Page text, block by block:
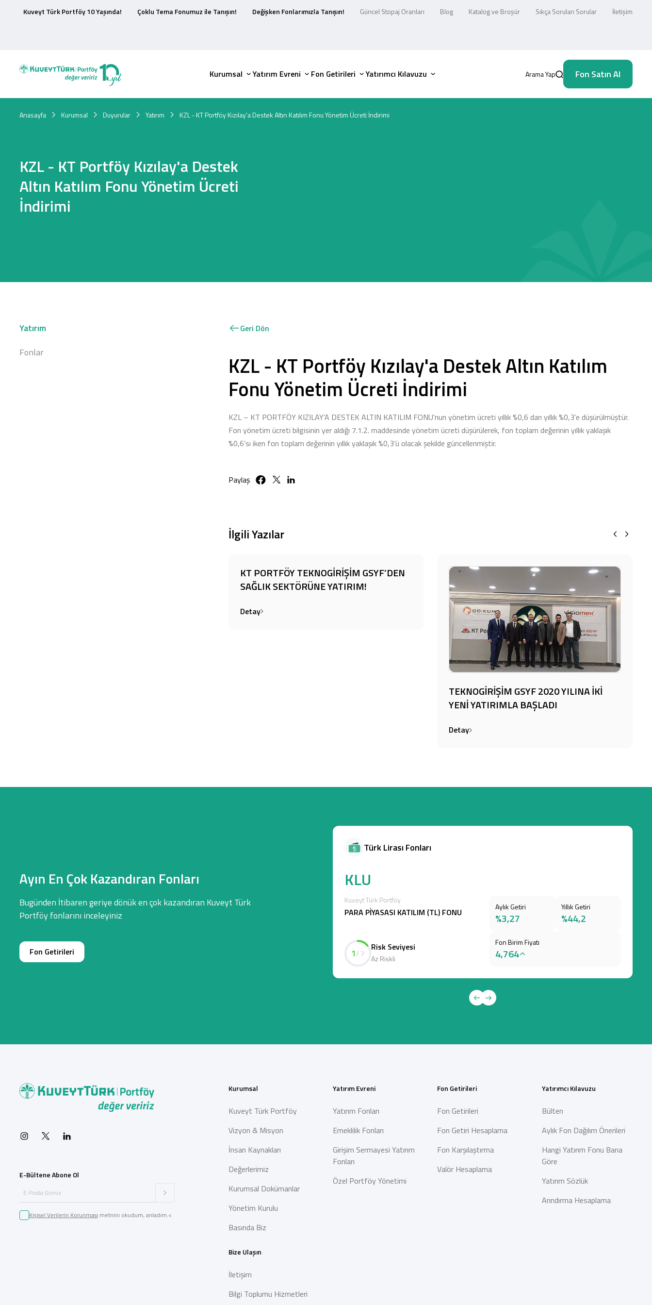
Kuveyt Türk Portföy 10 Yaşında! Çoklu Tema Fonumuz ile Tanışın! Değişken Fonlarımızla Tanışın! Güncel Stopaj Oranları Blog Katalog ve Broşür Sıkça Sorulan Sorular İletişim
Kurumsal Yatırım Evreni Fon Getirileri Yatırımcı Kılavuzu Arama Yap Fon Satın Al
Anasayfa Kurumsal Duyurular Yatırım KZL - KT Portföy Kızılay'a Destek Altın Katılım Fonu Yönetim Ücreti İndirimi
KZL - KT Portföy Kızılay'a Destek
Altın Katılım Fonu Yönetim Ücreti
İndirimi
Yatırım
Fonlar
Geri Dön
KZL - KT Portföy Kızılay'a Destek Altın Katılım
Fonu Yönetim Ücreti İndirimi
KZL – KT PORTFÖY KIZILAY’A DESTEK ALTIN KATILIM FONU’nun yönetim ücreti yıllık %0,6 dan yıllık %0,3’e düşürülmüştür.
Fon yönetim ücreti bilgisinin yer aldığı 7.1.2. maddesinde yönetim ücreti düşürülerek, fon toplam değerinin yıllık yaklaşık
%0,6’sı iken fon toplam değerinin yıllık yaklaşık %0,3’ü olacak şekilde güncellenmiştir.
Paylaş
İlgili Yazılar
KT PORTFÖY TEKNOGİRİŞİM GSYF’DEN
SAĞLIK SEKTÖRÜNE YATIRIM!
Detay
TEKNOGİRİŞİM GSYF 2020 YILINA İKİ
YENİ YATIRIMLA BAŞLADI
Detay
Ayın En Çok Kazandıran Fonları
Bugünden İtibaren geriye dönük en çok kazandıran Kuveyt Türk
Portföy fonlarını inceleyiniz
Fon Getirileri
Türk Lirası Fonları
KLU
Kuveyt Türk Portföy
PARA PİYASASI KATILIM (TL) FONU
1/ 7
Risk Seviyesi
Az Riskli
Aylık Getiri
%3,27
Yıllık Getiri
%44,2
Fon Birim Fiyatı
4,764
E-Bültene Abone Ol
Kişisel Verilerin Korunması metnini okudum, anladım.<
Kurumsal
Kuveyt Türk Portföy
Vizyon & Misyon
İnsan Kaynakları
Değerlerimiz
Kurumsal Dokümanlar
Yönetim Kurulu
Basında Biz
Yatırım Evreni
Yatırım Fonları
Emeklilik Fonları
Girişim Sermayesi Yatırım
Fonları
Özel Portföy Yönetimi
Fon Getirileri
Fon Getirileri
Fon Getiri Hesaplama
Fon Karşılaştırma
Valör Hesaplama
Yatırımcı Kılavuzu
Bülten
Aylık Fon Dağılım Önerileri
Hangi Yatırım Fonu Bana
Göre
Yatırım Sözlük
Arındırma Hesaplama
Bize Ulaşın
İletişim
Bilgi Toplumu Hizmetleri